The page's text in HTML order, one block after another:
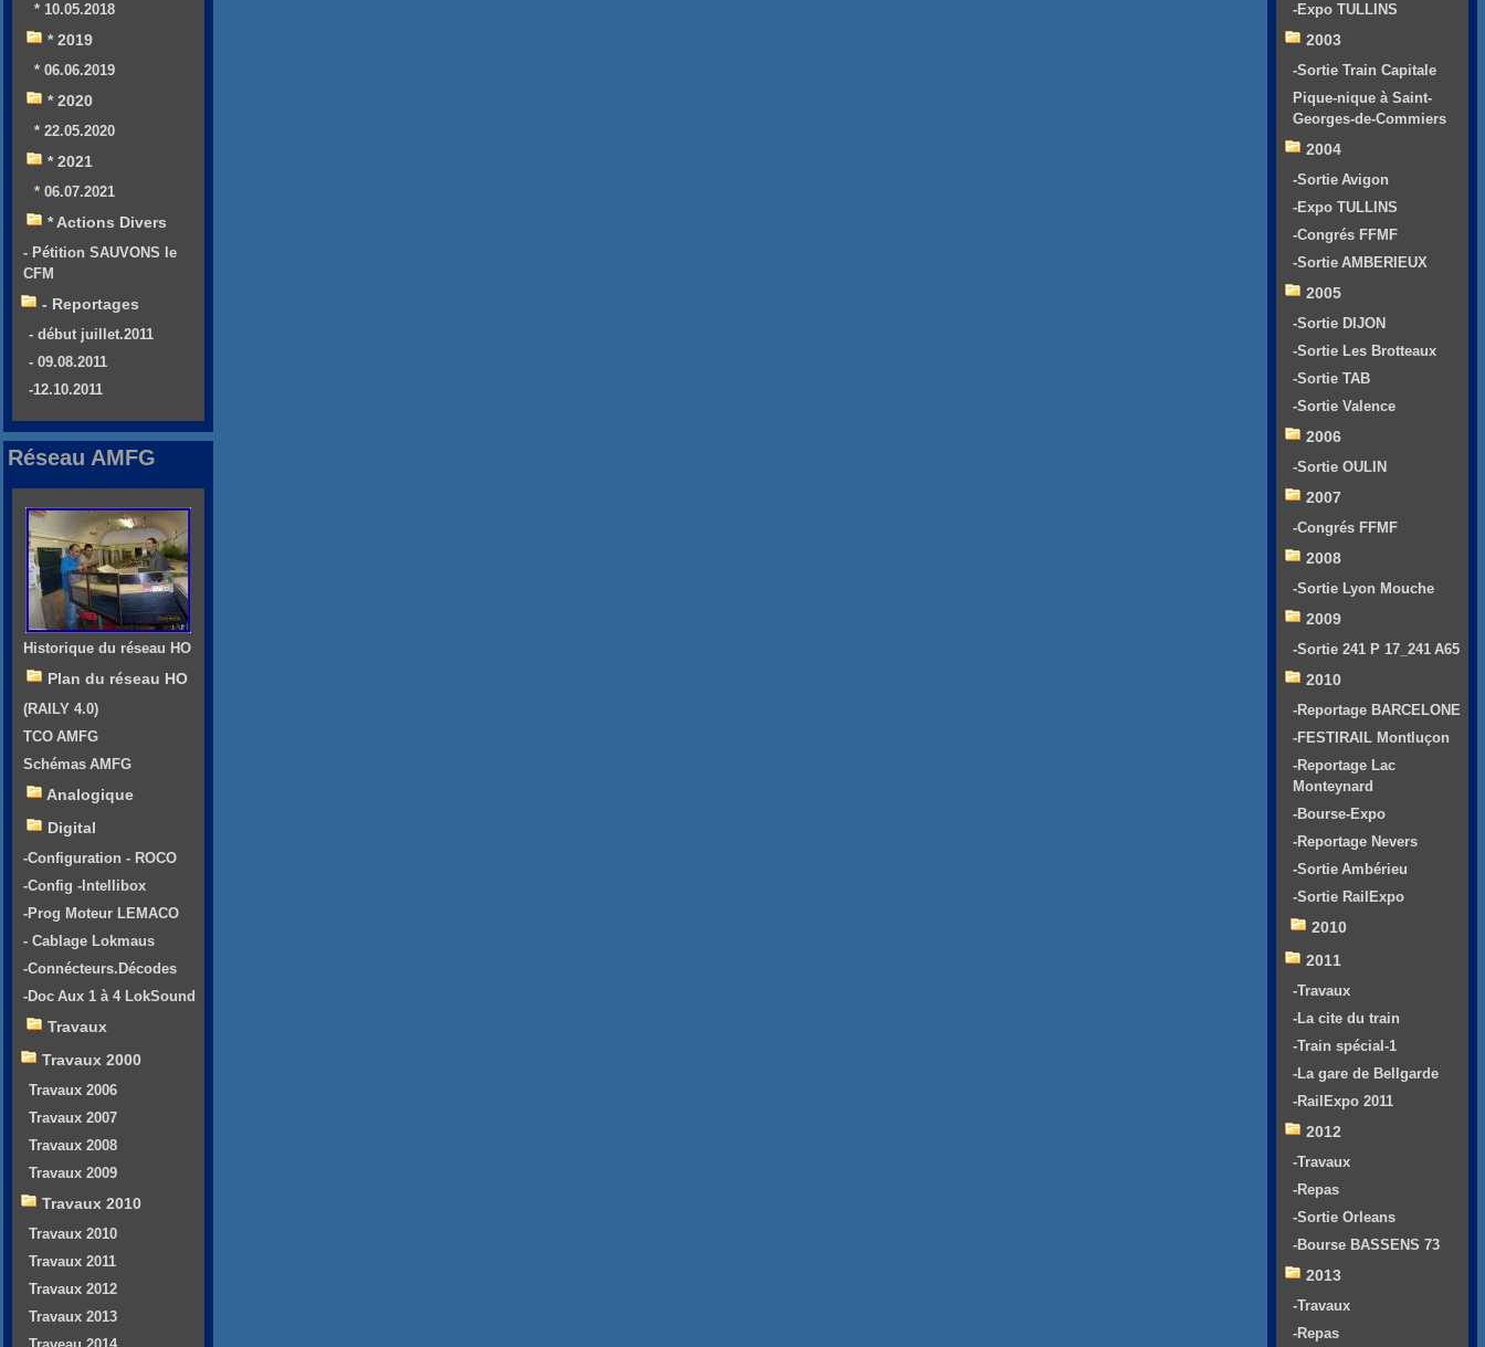
* 10.05.2018
* 2019
* 06.06.2019
* 2020
* 22.05.2020
* 2021
* 06.07.2021
* Actions Divers
- Pétition SAUVONS le
CFM
- Reportages
- début juillet.2011
- 09.08.2011
-12.10.2011
Réseau AMFG
Historique du réseau HO
Plan du réseau HO
(RAILY 4.0)
TCO AMFG
Schémas AMFG
Analogique
Digital
-Configuration - ROCO
-Config -Intellibox
-Prog Moteur LEMACO
- Cablage Lokmaus
-Connécteurs.Décodes
-Doc Aux 1 à 4 LokSound
Travaux
Travaux 2000
Travaux 2006
Travaux 2007
Travaux 2008
Travaux 2009
Travaux 2010
Travaux 2010
Travaux 2011
Travaux 2012
Travaux 2013
-Expo TULLINS
2003
-Sortie Train Capitale
Pique-nique à Saint-
Georges-de-Commiers
2004
-Sortie Avigon
-Expo TULLINS
-Congrés FFMF
-Sortie AMBERIEUX
2005
-Sortie DIJON
-Sortie Les Brotteaux
-Sortie TAB
-Sortie Valence
2006
-Sortie OULIN
2007
-Congrés FFMF
2008
-Sortie Lyon Mouche
2009
-Sortie 241 P 17_241 A65
2010
-Reportage BARCELONE
-FESTIRAIL Montluçon
-Reportage Lac
Monteynard
-Bourse-Expo
-Reportage Nevers
-Sortie Ambérieu
-Sortie RailExpo
2010
2011
-Travaux
-La cite du train
-Train spécial-1
-La gare de Bellgarde
-RailExpo 2011
2012
-Travaux
-Repas
-Sortie Orleans
-Bourse BASSENS 73
2013
-Travaux
-Repas